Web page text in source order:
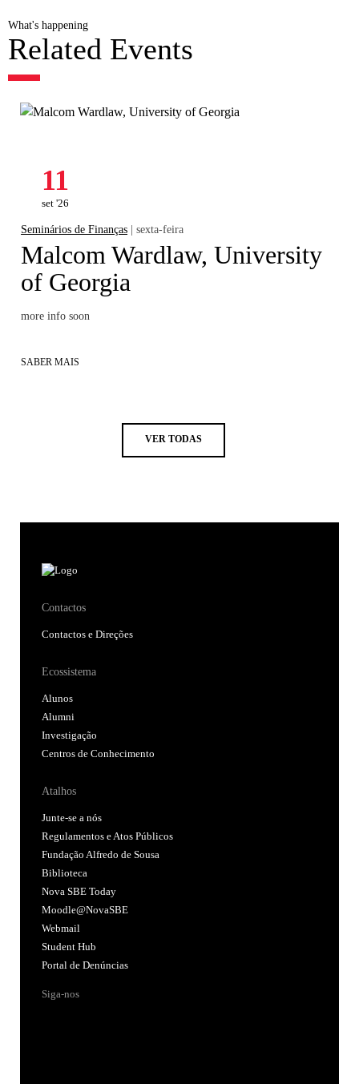
What's happening
Related Events
11
set '26
Seminários de Finanças | sexta-feira
Malcom Wardlaw, University
of Georgia
more info soon
SABER MAIS
VER TODAS
Contactos
Contactos e Direções
Ecossistema
Alunos
Alumni
Investigação
Centros de Conhecimento
Atalhos
Junte-se a nós
Regulamentos e Atos Públicos
Fundação Alfredo de Sousa
Biblioteca
Nova SBE Today
Moodle@NovaSBE
Webmail
Student Hub
Portal de Denúncias
Siga-nos